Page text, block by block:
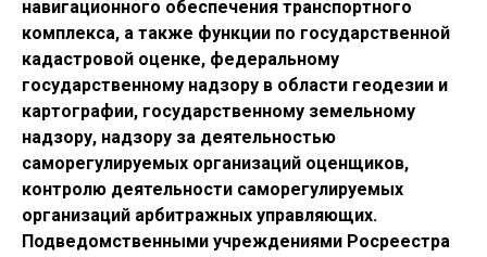
навигационного обеспечения транспортного
комплекса, а также функции по государственной
кадастровой оценке, федеральному
государственному надзору в области геодезии и
картографии, государственному земельному
надзору, надзору за деятельностью
саморегулируемых организаций оценщиков,
контролю деятельности саморегулируемых
организаций арбитражных управляющих.
Подведомственными учреждениями Росреестра